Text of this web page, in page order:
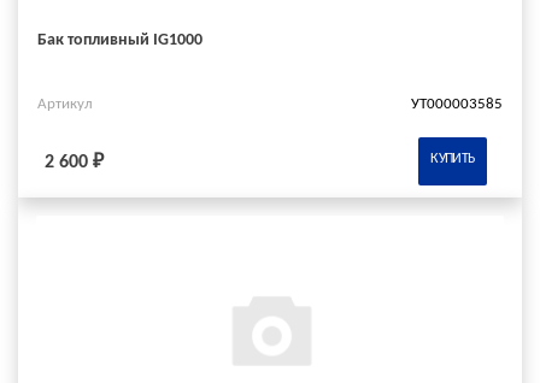
Бак топливный IG1000
Артикул УТ000003585
2 600 ₽ КУПИТЬ